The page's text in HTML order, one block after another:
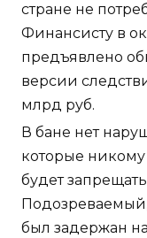
стране не
Финансисту в
предъявлено
версии
млрд руб.
В бане нет
которые
будет
был задержан